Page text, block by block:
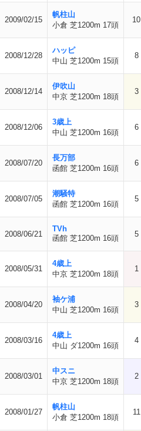
2009/02/15
帆柱山
小倉 芝1200m 17頭
10
2008/12/28
ハッピ
中山 芝1200m 15頭
8
2008/12/14
伊吹山
中京 芝1200m 18頭
3
2008/12/06
3歳上
中山 芝1200m 16頭
6
2008/07/20
長万部
函館 芝1200m 16頭
6
2008/07/05
潮騒特
函館 芝1200m 16頭
5
2008/06/21
TVh
函館 芝1200m 16頭
5
2008/05/31
4歳上
中京 芝1200m 18頭
1
2008/04/20
袖ケ浦
中山 芝1200m 16頭
3
2008/03/16
4歳上
中山 ダ1200m 16頭
4
2008/03/01
中スニ
中京 芝1200m 18頭
2
2008/01/27
帆柱山
小倉 芝1200m 18頭
11